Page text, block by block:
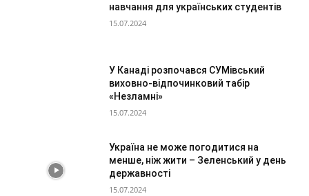
навчання для українських студентів
15.07.2024
У Канаді розпочався СУМівський
виховно-відпочинковий табір
«Незламні»
15.07.2024
Україна не може погодитися на
менше, ніж жити – Зеленський у день
державності
15.07.2024